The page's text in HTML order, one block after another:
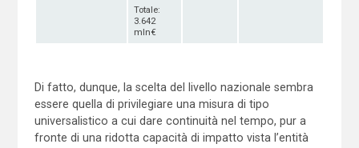
Totale:
3.642
mln€
Di fatto, dunque, la scelta del livello nazionale sembra
essere quella di privilegiare una misura di tipo
universalistico a cui dare continuità nel tempo, pur a
fronte di una ridotta capacità di impatto vista l’entità